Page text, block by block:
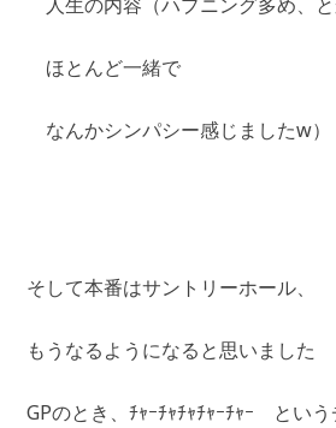
ほとんど一緒で
なんかシンパシー感じましたw）
そして本番はサントリーホール、
もうなるようになると思いました
GPのとき、ﾁｬｰﾁｬﾁｬﾁｬｰﾁｬｰ とい